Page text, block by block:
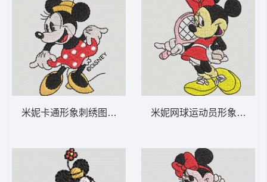
米妮卡通形象刺绣图案 米妮 52-DST格式米妮网球运动员形象 米妮